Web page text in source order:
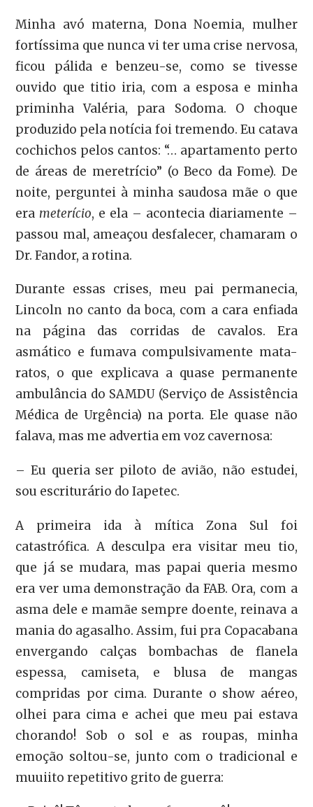
Minha avó materna, Dona Noemia, mulher
fortíssima que nunca vi ter uma crise nervosa,
ficou pálida e benzeu-se, como se tivesse
ouvido que titio iria, com a esposa e minha
priminha Valéria, para Sodoma. O choque
produzido pela notícia foi tremendo. Eu catava
cochichos pelos cantos: “… apartamento perto
de áreas de meretrício” (o Beco da Fome). De
noite, perguntei à minha saudosa mãe o que
era meterício, e ela – acontecia diariamente –
passou mal, ameaçou desfalecer, chamaram o
Dr. Fandor, a rotina.
Durante essas crises, meu pai permanecia,
Lincoln no canto da boca, com a cara enfiada
na página das corridas de cavalos. Era
asmático e fumava compulsivamente mata-
ratos, o que explicava a quase permanente
ambulância do SAMDU (Serviço de Assistência
Médica de Urgência) na porta. Ele quase não
falava, mas me advertia em voz cavernosa:
– Eu queria ser piloto de avião, não estudei,
sou escriturário do Iapetec.
A primeira ida à mítica Zona Sul foi
catastrófica. A desculpa era visitar meu tio,
que já se mudara, mas papai queria mesmo
era ver uma demonstração da FAB. Ora, com a
asma dele e mamãe sempre doente, reinava a
mania do agasalho. Assim, fui pra Copacabana
envergando calças bombachas de flanela
espessa, camiseta, e blusa de mangas
compridas por cima. Durante o show aéreo,
olhei para cima e achei que meu pai estava
chorando! Sob o sol e as roupas, minha
emoção soltou-se, junto com o tradicional e
muuiito repetitivo grito de guerra: